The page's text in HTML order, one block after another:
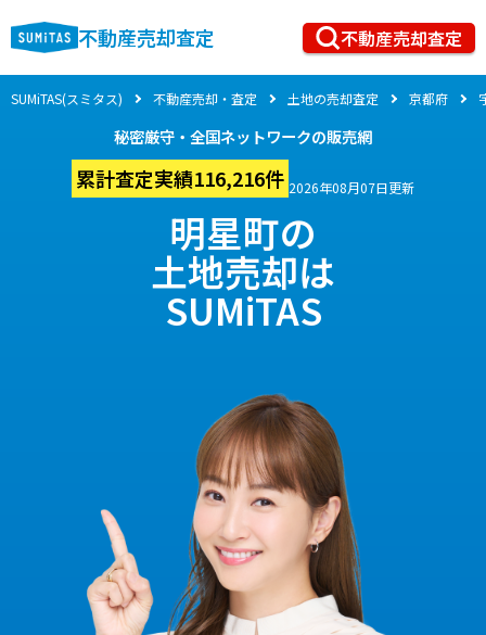
不動産売却査定 不動産売却査定
SUMiTAS(スミタス) 不動産売却・査定 土地の売却査定 京都府
秘密厳守・全国ネットワークの販売網
累計査定実績116,216件 2026年08月07日更新
明星町の
土地売却は
SUMiTAS